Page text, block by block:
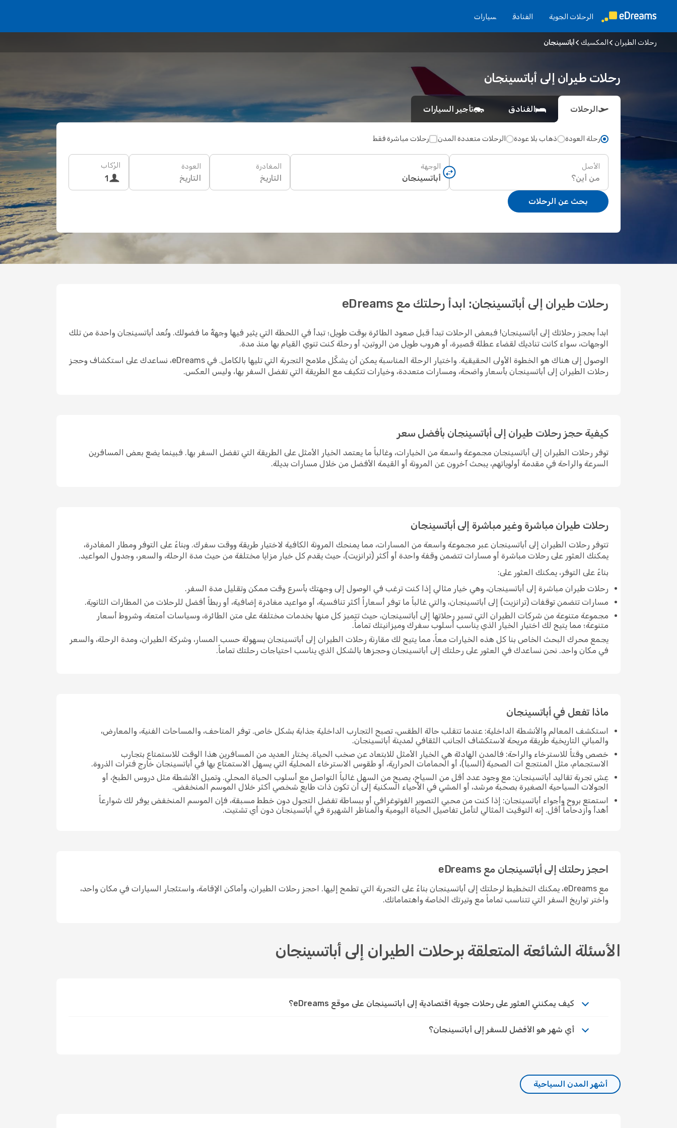
الرحلات الجوية الفنادق سيارات
رحلات الطيران المكسيك أباتسينجان
رحلات طيران إلى أباتسينجان
الرحلات الفنادق تأجير السيارات
رحلة العودة ذهاب بلا عودة الرحلات متعددة المدن رحلات مباشرة فقط
الأصل الوجهة المغادرة
التاريخ
العودة
التاريخ
الرُكاب
1
بحث عن الرحلات
رحلات طيران إلى أباتسينجان: ابدأ رحلتك مع eDreams
ابدأ بحجز رحلاتك إلى أباتسينجان! فبعض الرحلات تبدأ قبل صعود الطائرة بوقت طويل؛ تبدأ في اللحظة التي يثير فيها وجهةٌ ما فضولك. وتُعد أباتسينجان واحدة من تلك
الوجهات، سواء كانت تناديك لقضاء عطلة قصيرة، أو هروب طويل من الروتين، أو رحلة كنت تنوي القيام بها منذ مدة.
الوصول إلى هناك هو الخطوة الأولى الحقيقية. واختيار الرحلة المناسبة يمكن أن يشكّل ملامح التجربة التي تليها بالكامل. في eDreams، نساعدك على استكشاف وحجز
رحلات الطيران إلى أباتسينجان بأسعار واضحة، ومسارات متعددة، وخيارات تتكيف مع الطريقة التي تفضل السفر بها، وليس العكس.
كيفية حجز رحلات طيران إلى أباتسينجان بأفضل سعر
توفر رحلات الطيران إلى أباتسينجان مجموعة واسعة من الخيارات، وغالباً ما يعتمد الخيار الأمثل على الطريقة التي تفضل السفر بها. فبينما يضع بعض المسافرين
السرعة والراحة في مقدمة أولوياتهم، يبحث آخرون عن المرونة أو القيمة الأفضل من خلال مسارات بديلة.
رحلات طيران مباشرة وغير مباشرة إلى أباتسينجان
تتوفر رحلات الطيران إلى أباتسينجان عبر مجموعة واسعة من المسارات، مما يمنحك المرونة الكافية لاختيار طريقة ووقت سفرك. وبناءً على التوفر ومطار المغادرة،
يمكنك العثور على رحلات مباشرة أو مسارات تتضمن وقفة واحدة أو أكثر (ترانزيت)، حيث يقدم كل خيار مزايا مختلفة من حيث مدة الرحلة، والسعر، وجدول المواعيد.
بناءً على التوفر، يمكنك العثور على:
رحلات طيران مباشرة إلى أباتسينجان، وهي خيار مثالي إذا كنت ترغب في الوصول إلى وجهتك بأسرع وقت ممكن وتقليل مدة السفر.
مسارات تتضمن توقفات (ترانزيت) إلى أباتسينجان، والتي غالباً ما توفر أسعاراً أكثر تنافسية، أو مواعيد مغادرة إضافية، أو ربطاً أفضل للرحلات من المطارات الثانوية.
مجموعة متنوعة من شركات الطيران التي تسير رحلاتها إلى أباتسينجان، حيث تتميز كل منها بخدمات مختلفة على متن الطائرة، وسياسات أمتعة، وشروط أسعار
متنوعة؛ مما يتيح لك اختيار الخيار الذي يناسب أسلوب سفرك وميزانيتك تماماً.
يجمع محرك البحث الخاص بنا كل هذه الخيارات معاً، مما يتيح لك مقارنة رحلات الطيران إلى أباتسينجان بسهولة حسب المسار، وشركة الطيران، ومدة الرحلة، والسعر
في مكان واحد. نحن نساعدك في العثور على رحلتك إلى أباتسينجان وحجزها بالشكل الذي يناسب احتياجات رحلتك تماماً.
ماذا تفعل في أباتسينجان
استكشف المعالم والأنشطة الداخلية: عندما تتقلب حالة الطقس، تصبح التجارب الداخلية جذابة بشكل خاص. توفر المتاحف، والمساحات الفنية، والمعارض،
والمباني التاريخية طريقة مريحة لاستكشاف الجانب الثقافي لمدينة أباتسينجان.
خصص وقتاً للاسترخاء والراحة: فالمدن الهادئة هي الخيار الأمثل للابتعاد عن صخب الحياة. يختار العديد من المسافرين هذا الوقت للاستمتاع بتجارب
الاستجمام، مثل المنتجع ات الصحية (السبا)، أو الحمامات الحرارية، أو طقوس الاسترخاء المحلية التي يسهل الاستمتاع بها في أباتسينجان خارج فترات الذروة.
عِش تجربة تقاليد أباتسينجان: مع وجود عدد أقل من السياح، يصبح من السهل غالباً التواصل مع أسلوب الحياة المحلي. وتميل الأنشطة مثل دروس الطبخ، أو
الجولات السياحية الصغيرة بصحبة مرشد، أو المشي في الأحياء السكنية إلى أن تكون ذات طابع شخصي أكثر خلال الموسم المنخفض.
استمتع بروح وأجواء أباتسينجان: إذا كنت من محبي التصوير الفوتوغرافي أو ببساطة تفضل التجول دون خطط مسبقة، فإن الموسم المنخفض يوفر لك شوارعاً
أهدأ وازدحاماً أقل. إنه التوقيت المثالي لتأمل تفاصيل الحياة اليومية والمناظر الشهيرة في أباتسينجان دون أي تشتيت.
احجز رحلتك إلى أباتسينجان مع eDreams
مع eDreams، يمكنك التخطيط لرحلتك إلى أباتسينجان بناءً على التجربة التي تطمح إليها. احجز رحلات الطيران، وأماكن الإقامة، واستئجار السيارات في مكان واحد،
واختر تواريخ السفر التي تتناسب تماماً مع وتيرتك الخاصة واهتماماتك.
الأسئلة الشائعة المتعلقة برحلات الطيران إلى أباتسينجان
كيف يمكنني العثور على رحلات جوية اقتصادية إلى أباتسينجان على موقع eDreams؟
أي شهر هو الأفضل للسفر إلى أباتسينجان؟
أشهر المدن السياحية